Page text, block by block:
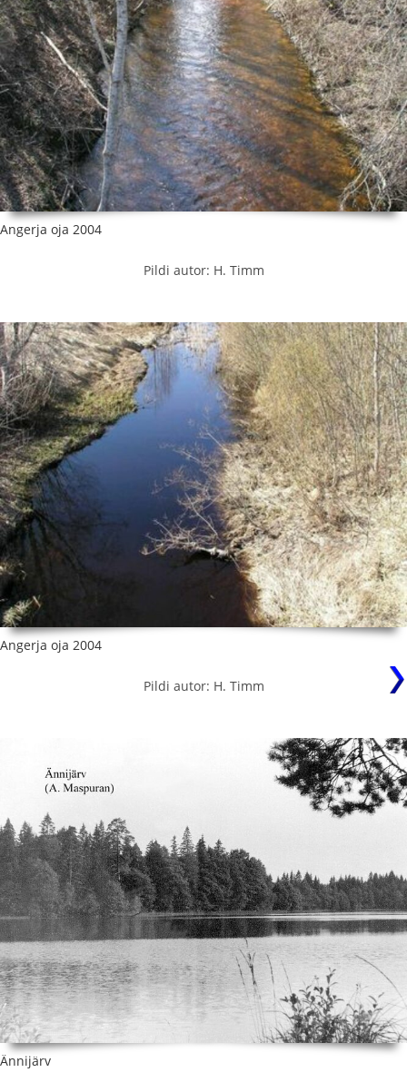
Angerja oja 2004
Pildi autor: H. Timm
Angerja oja 2004
Pildi autor: H. Timm
Ännijärv